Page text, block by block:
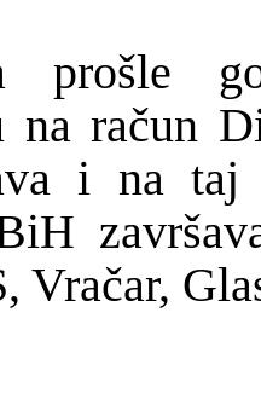
prošle
na račun
i na taj
Vračar,